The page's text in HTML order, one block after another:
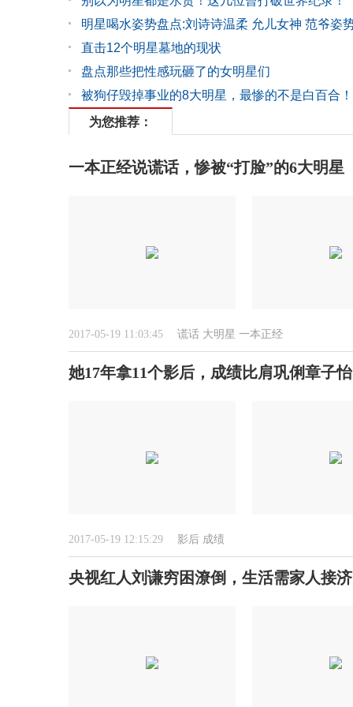
明星喝水姿势盘点:刘诗诗温柔 允儿女神 范爷姿
直击12个明星墓地的现状
盘点那些把性感玩砸了的女明星们
被狗仔毁掉事业的8大明星，最惨的不是白百合！
为您推荐：
一本正经说谎话，惨被“打脸”的6大明星
2017-05-19 11:03:45 谎话 大明星 一本正经
她17年拿11个影后，成绩比肩巩俐章子怡
2017-05-19 12:15:29 影后 成绩
央视红人刘谦穷困潦倒，生活需家人接